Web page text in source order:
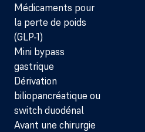
Médicaments pour
la perte de poids
(GLP-1)
Mini bypass
gastrique
Dérivation
biliopancréatique ou
switch duodénal
Avant une chirurgie